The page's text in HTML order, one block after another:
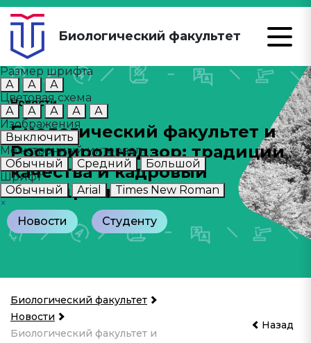
Размер шрифта
А
А
А
Цветовая схема
А
А А А
А
Изображения
Выключить
Межстрочный интервал
Обычный
Средний
Большой
Шрифт
Обычный
Arial
Times New Roman
×
Биологический факультет
Новости
Биологический факультет и
Росприроднадзор: традиции
качества и кадровый
потенциал
Новости Студенту
Биологический факультет
Новости
Биологический факультет и
Назад